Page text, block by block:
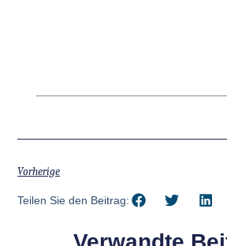
Vorherige
Teilen Sie den Beitrag: